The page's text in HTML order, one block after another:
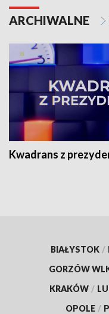
ARCHIWALNE
Kwadrans z
BIAŁYSTOK /
GORZÓW
KRAKÓW /
OPOLE /